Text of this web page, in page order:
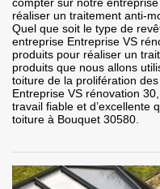
compter sur notre
réaliser un traitement anti-
Quel que soit le type de
entreprise Entreprise VS
produits pour réaliser un
produits que nous allons
toiture de la prolifération
Entreprise VS rénovation
travail fiable et d’excellente
toiture à Bouquet 30580.